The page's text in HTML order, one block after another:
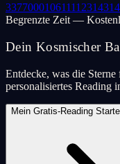
3377000106111123143
Begrenzte Zeit —
Dein Kosmischer
Entdecke, was die
personalisiertes Reading
Mein Gratis-Reading